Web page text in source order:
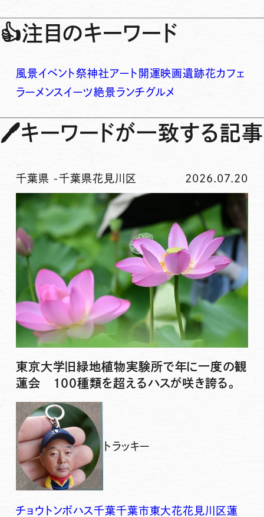
👍注目のキーワード
風景イベント祭神社アート 開運映画遺跡花カフェ
ラーメンスイーツ絶景ランチグルメ
🖊キーワードが一致する記事
千葉県 -千葉県花見川区 2026.07.20
東京大学旧緑地植物実験所で年に一度の観
蓮会 100種類を超えるハスが咲き誇る。
トラッキー
チョウトンボハス千葉千葉市東大花花見川区 蓮